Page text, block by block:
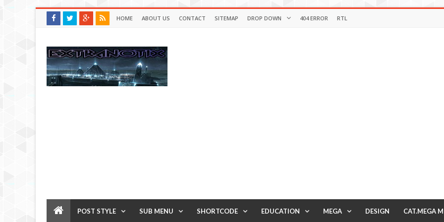
HOME ABOUT US CONTACT SITEMAP DROP DOWN 404 ERROR RTL
POST STYLE SUB MENU SHORTCODE EDUCATION MEGA DESIGN CAT.MEGA